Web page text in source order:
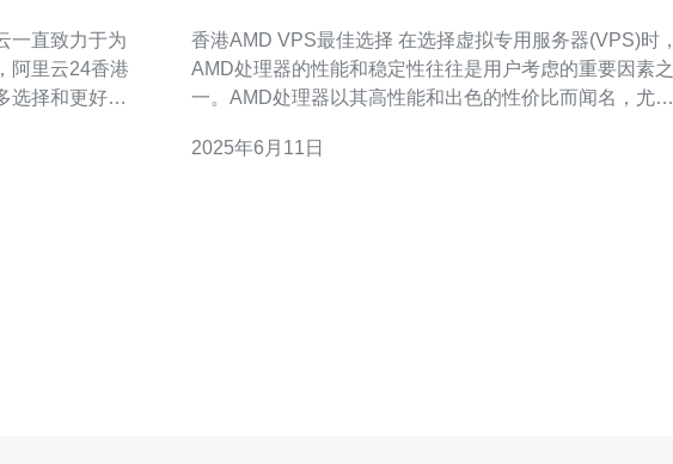
一直致力于为
阿里云24香港
选择和更好的
户的需求，
香港AMD VPS最佳选择 在选择虚拟专用服务器(VPS)时，
AMD处理器的性能和稳定性往往是用户考虑的重要因素之
一。AMD处理器以其高性能和出色的性价比而闻名，尤其
其网络基础设施发达，拥有优质的网络连接和稳定的电力
2025年6月11日